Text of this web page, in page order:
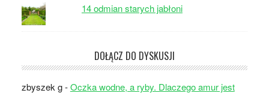
14 odmian starych jabłoni
DOŁĄCZ DO DYSKUSJI
zbyszek g-Oczka wodne, a ryby. Dlaczego amur jest